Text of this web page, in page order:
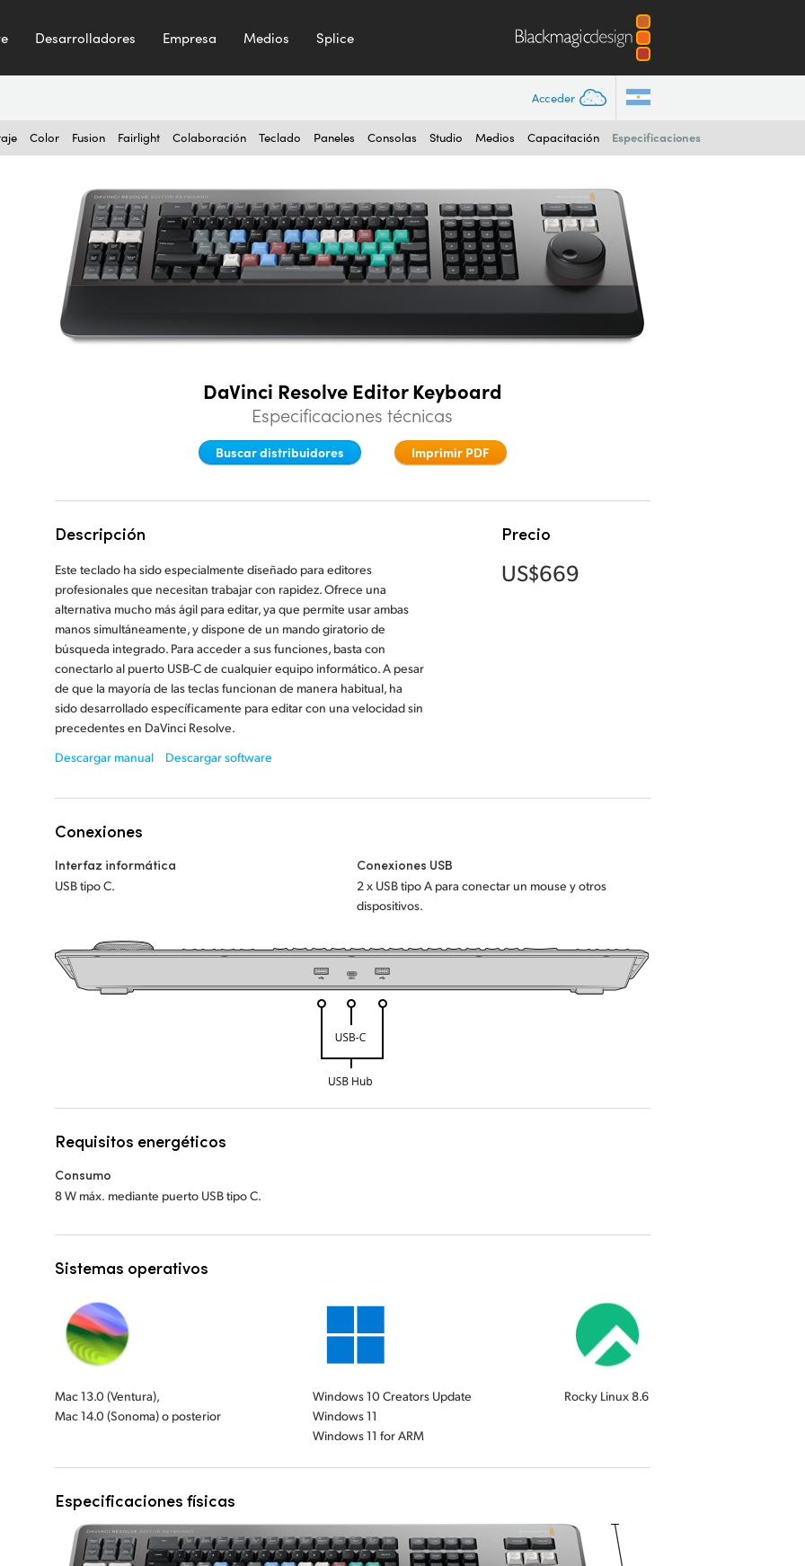
Desarrolladores Empresa Medios Splice
Acceder
Color Fusion Fairlight Colaboración Teclado Paneles Consolas Studio Medios Capacitación Especificaciones
DaVinci Resolve Editor Keyboard
Especificaciones técnicas
Buscar distribuidores Imprimir PDF
Descripción
Este teclado ha sido especialmente diseñado para editores
profesionales que necesitan trabajar con rapidez. Ofrece una
alternativa mucho más ágil para editar, ya que permite usar ambas
manos simultáneamente, y dispone de un mando giratorio de
búsqueda integrado. Para acceder a sus funciones, basta con
conectarlo al puerto USB-C de cualquier equipo informático. A pesar
de que la mayoría de las teclas funcionan de manera habitual, ha
sido desarrollado específicamente para editar con una velocidad sin
precedentes en DaVinci Resolve.
Descargar manual
Descargar software
Precio
US$669
Conexiones
Interfaz informática
USB tipo C.
Conexiones USB
2 x USB tipo A para conectar un mouse y otros
dispositivos.
Requisitos energéticos
Consumo
8 W máx. mediante puerto USB tipo C.
Sistemas operativos
Mac 13.0 (Ventura),
Mac 14.0 (Sonoma) o posterior
Windows 10 Creators Update
Windows 11
Windows 11 for ARM
Rocky Linux 8.6
Especificaciones físicas